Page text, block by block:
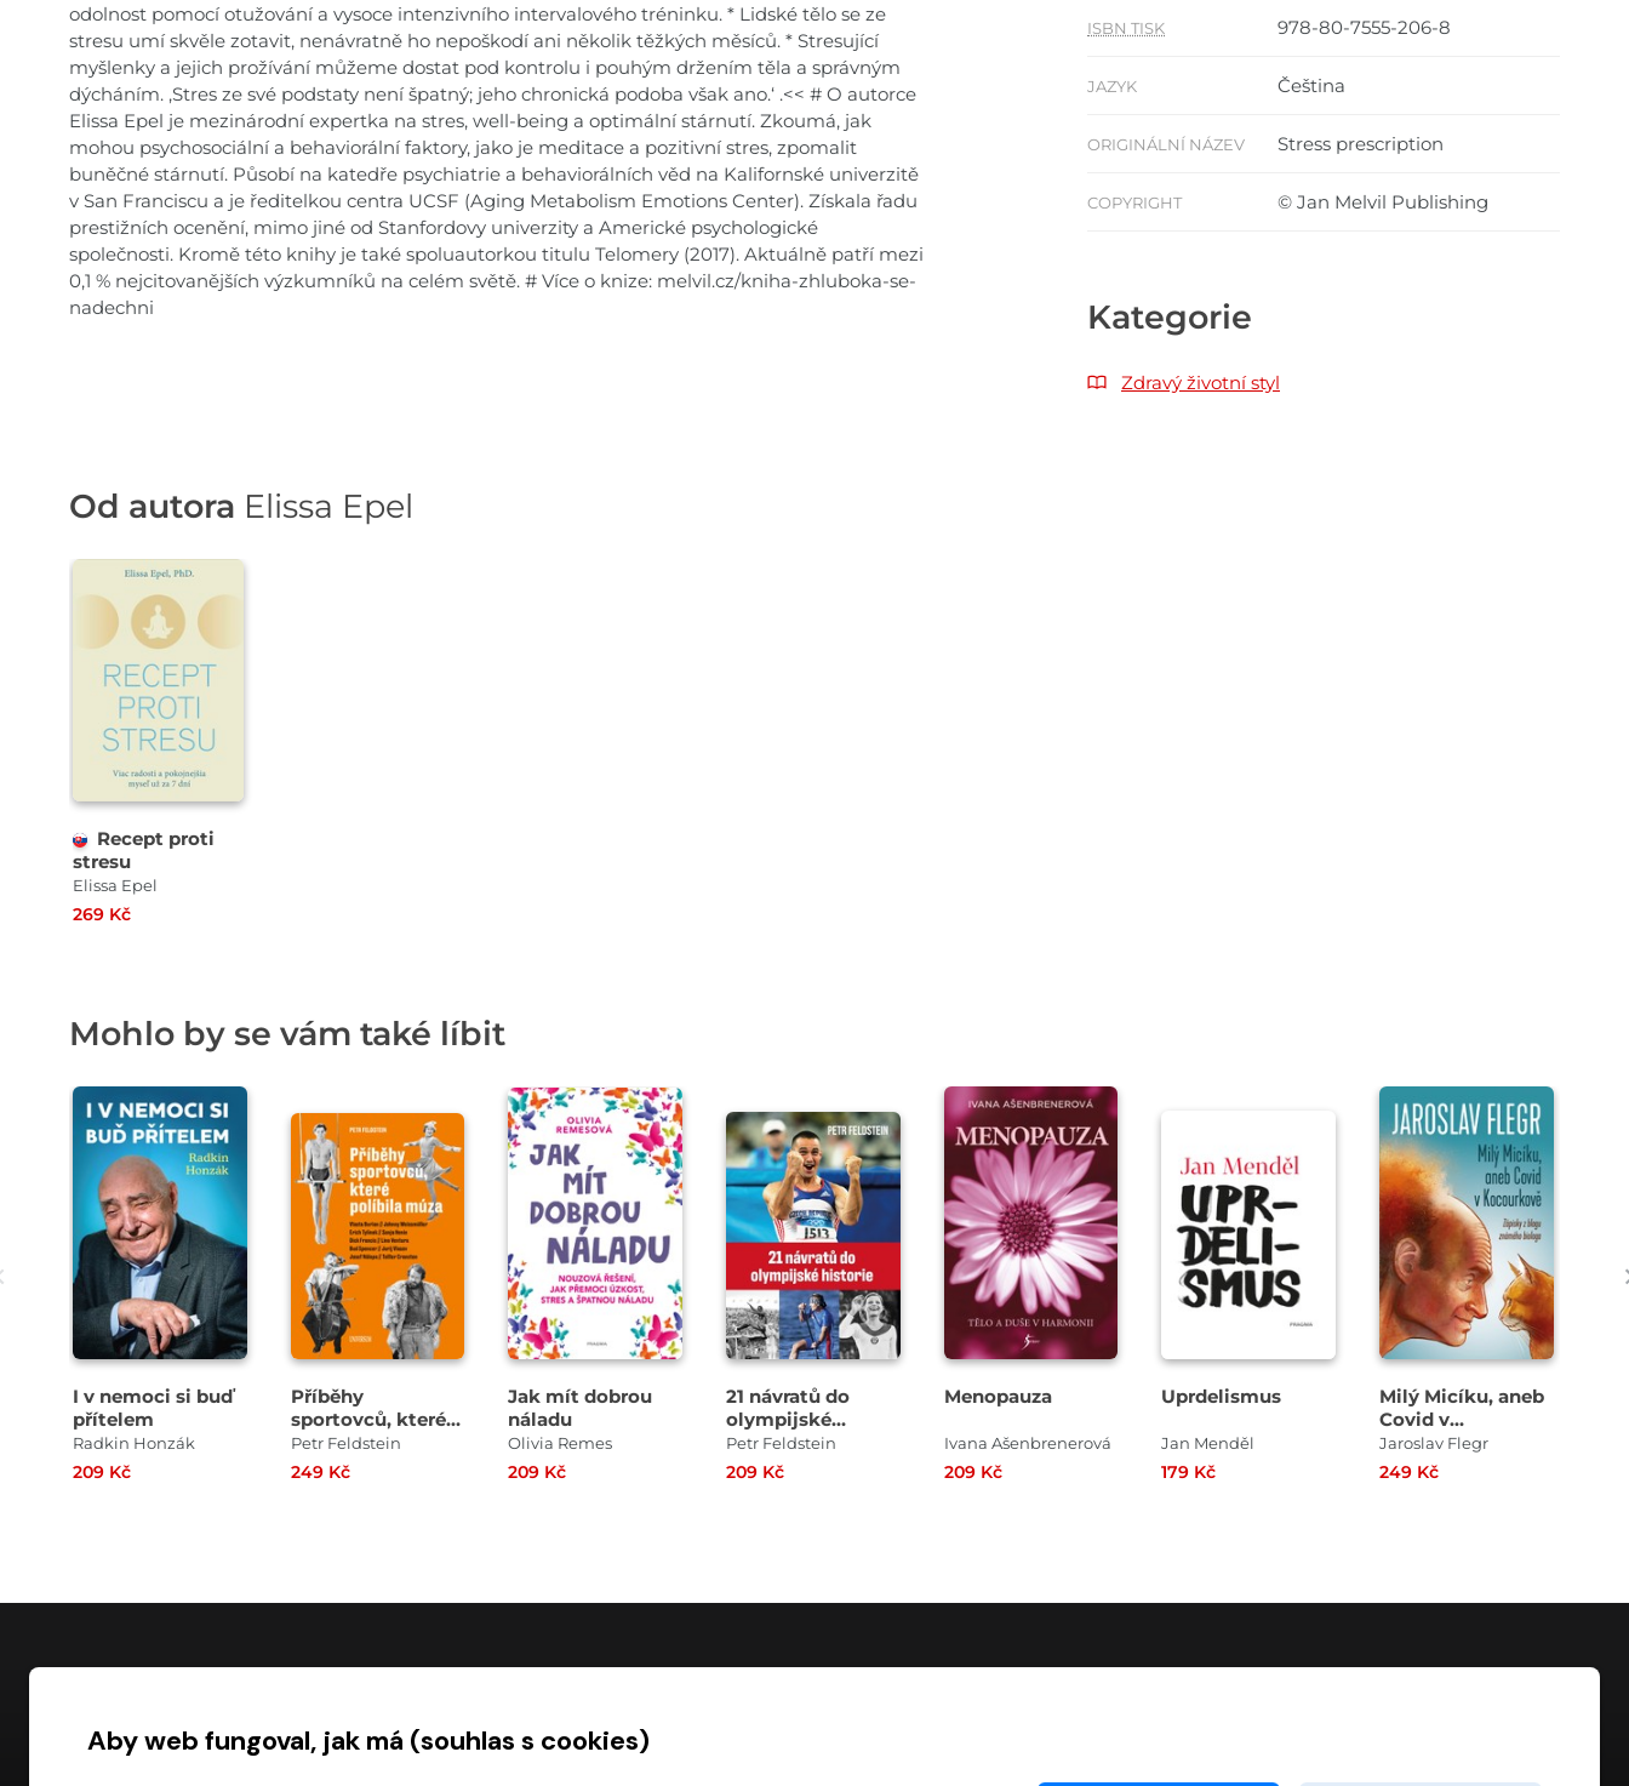
odolnost pomocí otužování a vysoce intenzivního intervalového tréninku. * Lidské tělo se ze
stresu umí skvěle zotavit, nenávratně ho nepoškodí ani několik těžkých měsíců. * Stresující
myšlenky a jejich prožívání můžeme dostat pod kontrolu i pouhým držením těla a správným
dýcháním. ,Stres ze své podstaty není špatný; jeho chronická podoba však ano.‘ .<< # O autorce
Elissa Epel je mezinárodní expertka na stres, well-being a optimální stárnutí. Zkoumá, jak
mohou psychosociální a behaviorální faktory, jako je meditace a pozitivní stres, zpomalit
buněčné stárnutí. Působí na katedře psychiatrie a behaviorálních věd na Kalifornské univerzitě
v San Franciscu a je ředitelkou centra UCSF (Aging Metabolism Emotions Center). Získala řadu
prestižních ocenění, mimo jiné od Stanfordovy univerzity a Americké psychologické
společnosti. Kromě této knihy je také spoluautorkou titulu Telomery (2017). Aktuálně patří mezi
0,1 % nejcitovanějších výzkumníků na celém světě. # Více o knize: melvil.cz/kniha-zhluboka-se-
nadechni
ISBN TISK 978-80-7555-206-8
JAZYK Čeština
ORIGINÁLNÍ NÁZEV Stress prescription
COPYRIGHT © Jan Melvil Publishing
Kategorie
Zdravý životní styl
Od autora Elissa Epel
Recept proti
stresu
Elissa Epel
269 Kč
Mohlo by se vám také líbit
I v nemoci si buď
přítelem
Radkin Honzák
209 Kč
Příběhy
sportovců, které
políbila múza
Petr Feldstein
249 Kč
Jak mít dobrou
náladu
Olivia Remes
209 Kč
21 návratů do
olympijské
historie
Petr Feldstein
209 Kč
Menopauza
Ivana Ašenbrenerová
209 Kč
Uprdelismus
Jan Menděl
179 Kč
Milý Micíku, aneb
Covid v
Kocourkově
Jaroslav Flegr
249 Kč
Časté dotazy
Aby web fungoval, jak má (souhlas s cookies)